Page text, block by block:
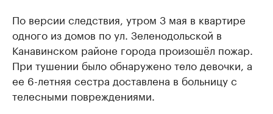
По версии следствия, утром 3 мая в квартире
одного из домов по ул. Зеленодольской в
Канавинском районе города произошёл пожар.
При тушении было обнаружено тело девочки, а
ее 6-летняя сестра доставлена в больницу с
телесными повреждениями.